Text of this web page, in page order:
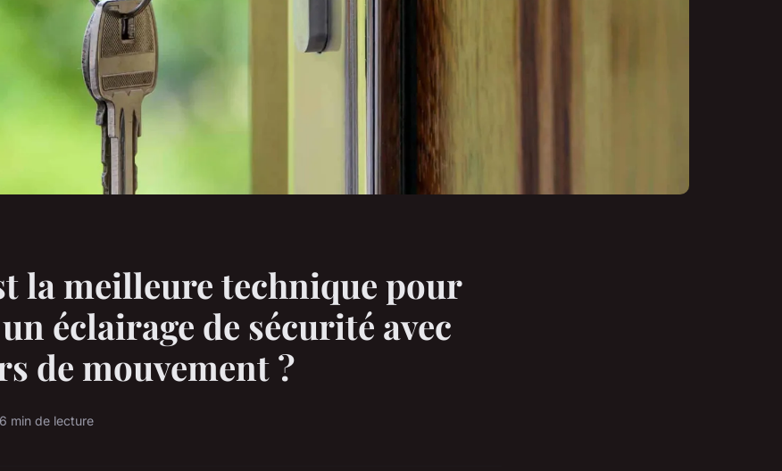
la meilleure technique pour
éclairage de sécurité avec
de mouvement ?
6 min de lecture